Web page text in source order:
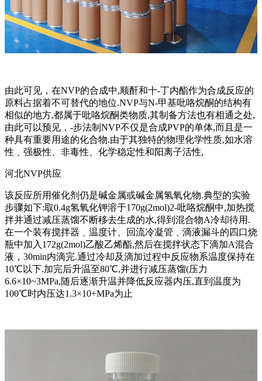
由此可见，在NVP的合成中,顺酐和十-丁内酯作为合成反应的
原料占据着不可替代的地位.NVP与N-甲基吡咯烷酮的结构有
相似的地方,都属于吡咯烷酮类物质,其制备方法也有相通之处,
由此可以预见，-步法制NVP不仅是合成PVP的单体,而且是一
种具有重要用途的化合物.由于其独特的物理化学性质,如水溶
性﹑强极性、非毒性、化学稳定性和阳离子活性,
河北NVP供应
该反应所用催化剂仍是碱金属或碱金属氢氧化物.典型的实验
步骤如下:取0.4g氢氧化钾溶于170g(2mol)2-吡咯烷酮中,加热搅
拌并通过减压蒸馏不断移去生成的水,得到混合物A冷却待用.
在一个装有搅拌器﹑温度计、回流冷凝管﹑滴液漏斗的四口烧
瓶中加入172g(2mol)乙酸乙烯酯,然后在搅拌状态下滴加A混合
液，30min内滴完.通过冷却及滴加过程中反应物系温度保持在
10℃以下.加完后升温至80℃,并进行减压蒸馏(压力
6.6×10~3MPa,随后逐渐升温并降低反应器内压,直到温度为
100℃时内压达1.3×10+MPa为止